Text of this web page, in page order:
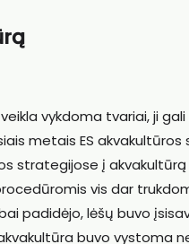
vykdoma tvariai, ji
metais ES
strategijose į
vis dar
padidėjo, lėšų buvo
buvo vystoma